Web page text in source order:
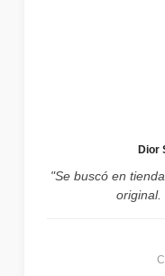
Dior
"Se buscó en
original.